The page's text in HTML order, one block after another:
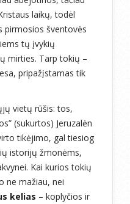
laikų, todėl
pirmosios šventovės
tų įvykių
mirties. Tarp tokių –
pripažįstamas tik
vietų rūšis: tos,
(sukurtos) Jeruzalėn
tikėjimo, gal tiesiog
istorijų žmonėms,
Kai kurios tokių
ne mažiau, nei
kelias – koplyčios ir